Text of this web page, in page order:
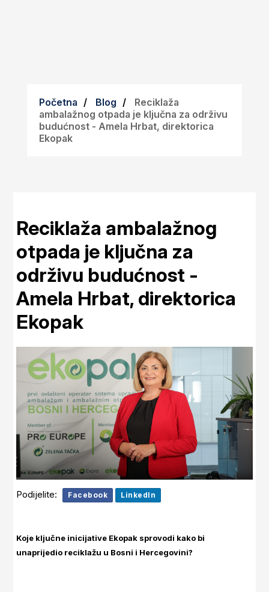
Početna Blog
Reciklaža
ambalažnog otpada je ključna za održivu
budućnost - Amela Hrbat, direktorica
Ekopak
Reciklaža ambalažnog
otpada je ključna za
održivu budućnost -
Amela Hrbat, direktorica
Ekopak
Podijelite: Facebook LinkedIn
Koje ključne inicijative Ekopak sprovodi kako bi
unaprijedio reciklažu u Bosni i Hercegovini?